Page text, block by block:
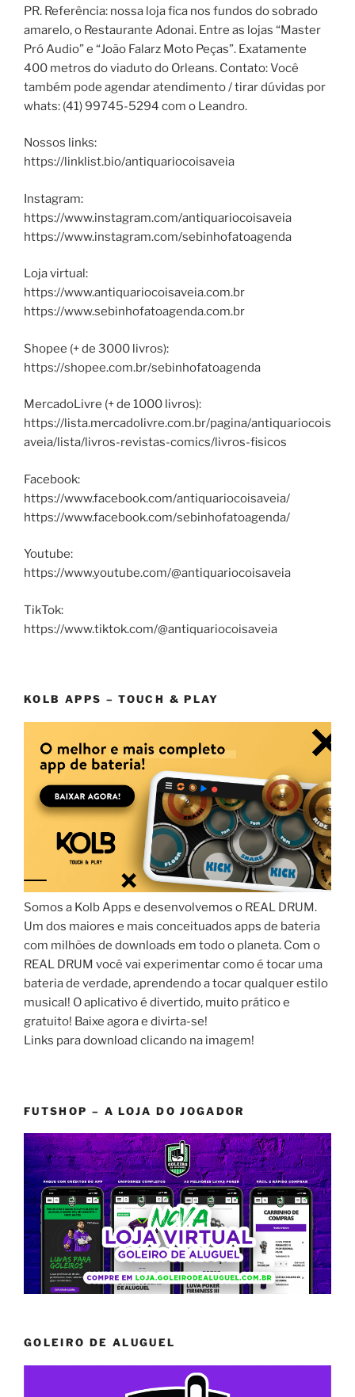
PR. Referência: nossa loja fica nos fundos do sobrado
amarelo, o Restaurante Adonai. Entre as lojas “Master
Pró Audio” e “João Falarz Moto Peças”. Exatamente
400 metros do viaduto do Orleans. Contato: Você
também pode agendar atendimento / tirar dúvidas por
whats: (41) 99745-5294 com o Leandro.
Nossos links:
https://linklist.bio/antiquariocoisaveia
Instagram:
https://www.instagram.com/antiquariocoisaveia
https://www.instagram.com/sebinhofatoagenda
Loja virtual:
https://www.antiquariocoisaveia.com.br
https://www.sebinhofatoagenda.com.br
Shopee (+ de 3000 livros):
https://shopee.com.br/sebinhofatoagenda
MercadoLivre (+ de 1000 livros):
https://lista.mercadolivre.com.br/pagina/antiquariocois
aveia/lista/livros-revistas-comics/livros-fisicos
Facebook:
https://www.facebook.com/antiquariocoisaveia/
https://www.facebook.com/sebinhofatoagenda/
Youtube:
https://www.youtube.com/@antiquariocoisaveia
TikTok:
https://www.tiktok.com/@antiquariocoisaveia
KOLB APPS – TOUCH & PLAY
Somos a Kolb Apps e desenvolvemos o REAL DRUM.
Um dos maiores e mais conceituados apps de bateria
com milhões de downloads em todo o planeta. Com o
REAL DRUM você vai experimentar como é tocar uma
bateria de verdade, aprendendo a tocar qualquer estilo
musical! O aplicativo é divertido, muito prático e
gratuito! Baixe agora e divirta-se!
Links para download clicando na imagem!
FUTSHOP – A LOJA DO JOGADOR
GOLEIRO DE ALUGUEL